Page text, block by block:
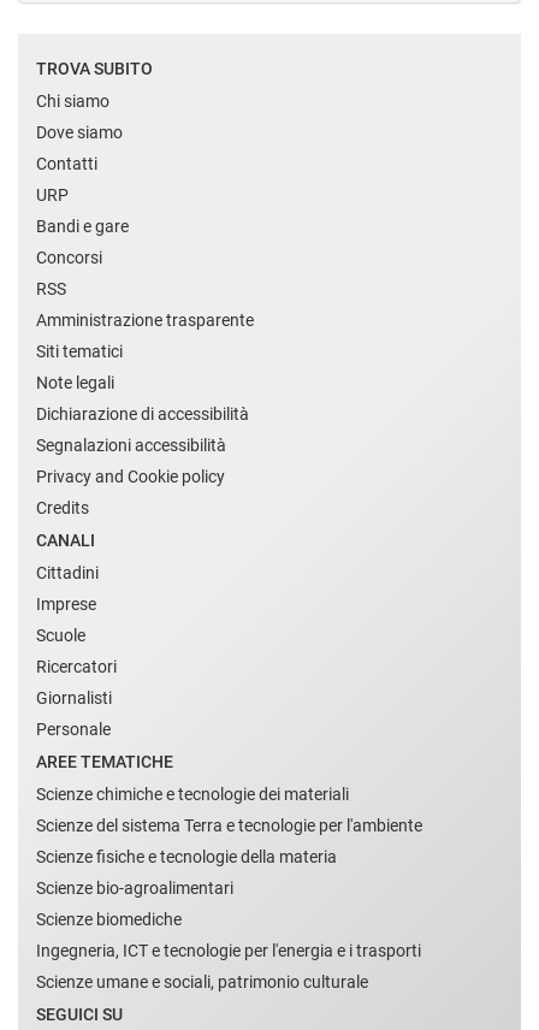
TROVA SUBITO
Chi siamo
Dove siamo
Contatti
URP
Bandi e gare
Concorsi
RSS
Amministrazione trasparente
Siti tematici
Note legali
Dichiarazione di accessibilità
Segnalazioni accessibilità
Privacy and Cookie policy
Credits
CANALI
Cittadini
Imprese
Scuole
Ricercatori
Giornalisti
Personale
AREE TEMATICHE
Scienze chimiche e tecnologie dei materiali
Scienze del sistema Terra e tecnologie per l'ambiente
Scienze fisiche e tecnologie della materia
Scienze bio-agroalimentari
Scienze biomediche
Ingegneria, ICT e tecnologie per l'energia e i trasporti
Scienze umane e sociali, patrimonio culturale
SEGUICI SU